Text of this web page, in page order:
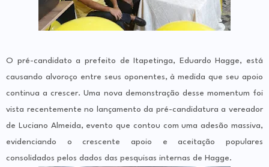
O pré-candidato a prefeito de Itapetinga, Eduardo Hagge, está
causando alvoroço entre seus oponentes, à medida que seu apoio
continua a crescer. Uma nova demonstração desse momentum foi
vista recentemente no lançamento da pré-candidatura a vereador
de Luciano Almeida, evento que contou com uma adesão massiva,
evidenciando o crescente apoio e aceitação populares
consolidados pelos dados das pesquisas internas de Hagge.